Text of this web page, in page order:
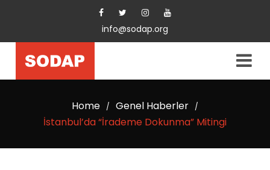
info@sodap.org
Home / Genel Haberler /
İstanbul’da “İrademe Dokunma” Mitingi